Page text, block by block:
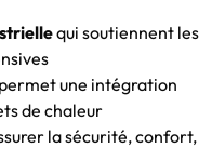
qui soutiennent les
une intégration
de chaleur
la sécurité, confort,